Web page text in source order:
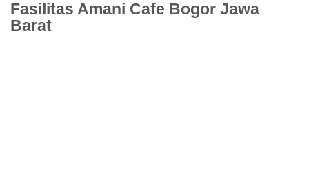
Fasilitas Amani Cafe Bogor Jawa
Barat